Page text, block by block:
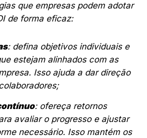
que empresas podem adotar
de forma eficaz:
: defina objetivos individuais e
estejam alinhados com as
Isso ajuda a dar direção
: ofereça retornos
avaliar o progresso e ajustar
necessário. Isso mantém os